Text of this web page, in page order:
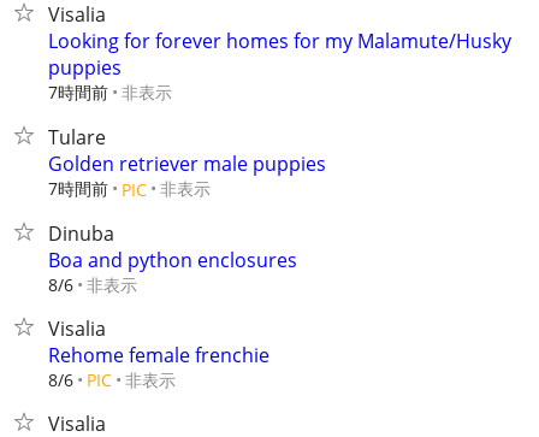
Visalia
Looking for forever homes for my Malamute/Husky
puppies
7時間前 非表示
Tulare
Golden retriever male puppies
7時間前 PIC 非表示
Dinuba
Boa and python enclosures
8/6 非表示
Visalia
Rehome female frenchie
8/6 PIC 非表示
Visalia